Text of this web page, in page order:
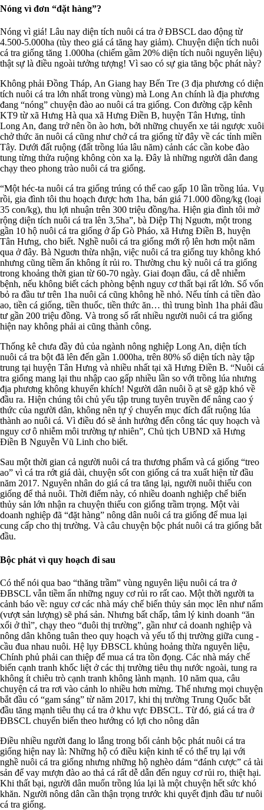
Nóng vì đơn “đặt hàng”?
Nóng vì giá! Lâu nay diện tích nuôi cá tra ở ĐBSCL dao động từ
4.500-5.000ha (tùy theo giá cá tăng hay giảm). Chuyện diện tích nuôi
cá tra giống tăng 1.000ha (chiếm gầm 20% diện tích nuôi nguyên liệu)
thật sự là điều ngoài tưởng tượng! Vì sao có sự gia tăng bộc phát này?
Không phải Đồng Tháp, An Giang hay Bến Tre (3 địa phương có diện
tích nuôi cá tra lớn nhất trong vùng) mà Long An chính là địa phương
đang “nóng” chuyện đào ao nuôi cá tra giống. Con đường cặp kênh
KT9 từ xã Hưng Hà qua xã Hưng Điền B, huyện Tân Hưng, tỉnh
Long An, đang trở nên ồn ào hơn, bởi những chuyến xe tải ngược xuôi
chở thức ăn nuôi cá cũng như chở cá tra giống từ đây về các tỉnh miền
Tây. Dưới đất ruộng (đất trồng lúa lâu năm) cảnh các cần kobe đào
tung từng thửa ruộng không còn xa lạ. Đây là những người dân đang
chạy theo phong trào nuôi cá tra giống.
“Một héc-ta nuôi cá tra giống trúng có thể cao gấp 10 lần trồng lúa. Vụ
rồi, gia đình tôi thu hoạch được hơn 1ha, bán giá 71.000 đồng/kg (loại
35 con/kg), thu lợi nhuận trên 300 triệu đồng/ha. Hiện gia đình tôi mở
rộng diện tích nuôi cá tra lên 3,5ha”, bà Diệp Thị Nguơn, một trong
gần 10 hộ nuôi cá tra giống ở ấp Gò Pháo, xã Hưng Điền B, huyện
Tân Hưng, cho biết. Nghề nuôi cá tra giống mới rộ lên hơn một năm
qua ở đây. Bà Nguơn thừa nhận, việc nuôi cá tra giống tuy không khó
nhưng cũng tiềm ẩn không ít rủi ro. Thường chu kỳ nuôi cá tra giống
trong khoảng thời gian từ 60-70 ngày. Giai đoạn đầu, cá dễ nhiễm
bệnh, nếu không biết cách phòng bệnh nguy cơ thất bại rất lớn. Số vốn
bỏ ra đầu tư trên 1ha nuôi cá cũng không hề nhỏ. Nếu tính cả tiền đào
ao, tiền cá giống, tiền thuốc, tiền thức ăn… thì trung bình 1ha phải đầu
tư gần 200 triệu đồng. Và trong số rất nhiều người nuôi cá tra giống
hiện nay không phải ai cũng thành công.
Thống kê chưa đầy đủ của ngành nông nghiệp Long An, diện tích
nuôi cá tra bột đã lên đến gần 1.000ha, trên 80% số diện tích này tập
trung tại huyện Tân Hưng và nhiều nhất tại xã Hưng Điền B. “Nuôi cá
tra giống mang lại thu nhập cao gấp nhiều lần so với trồng lúa nhưng
địa phương không khuyến khích! Người dân nuôi ồ ạt sẽ gặp khó về
đầu ra. Hiện chúng tôi chủ yếu tập trung tuyên truyền để nâng cao ý
thức của người dân, không nên tự ý chuyển mục đích đất ruộng lúa
thành ao nuôi cá. Vì điều đó sẽ ảnh hưởng đến công tác quy hoạch và
nguy cơ ô nhiễm môi trường tự nhiên”, Chủ tịch UBND xã Hưng
Điền B Nguyễn Vũ Linh cho biết.
Sau một thời gian cả người nuôi cá tra thương phẩm và cá giống “treo
ao” vì cá tra rớt giá dài, chuyện sốt con giống cá tra xuất hiện từ đầu
năm 2017. Nguyên nhân do giá cá tra tăng lại, người nuôi thiếu con
giống để thả nuôi. Thời điểm này, có nhiều doanh nghiệp chế biến
thủy sản lớn nhận ra chuyện thiếu con giống trầm trọng. Một vài
doanh nghiệp đã “đặt hàng” nông dân nuôi cá tra giống để mua lại
cung cấp cho thị trường. Và câu chuyện bộc phát nuôi cá tra giống bắt
đầu.
Bộc phát vì quy hoạch đi sau
Có thể nói qua bao “thăng trầm” vùng nguyên liệu nuôi cá tra ở
ĐBSCL vẫn tiềm ẩn những nguy cơ rủi ro rất cao. Một thời người ta
cảnh báo về: nguy cơ các nhà máy chế biến thủy sản mọc lên như nấm
(vượt sản lượng) sẽ phá sản. Nhưng bất chấp, tâm lý kinh doanh “ăn
xổi ở thì”, chạy theo “đuôi thị trường”, gần như cả doanh nghiệp và
nông dân không tuân theo quy hoạch và yếu tố thị trường giữa cung -
cầu đua nhau nuôi. Hệ lụy ĐBSCL khủng hoảng thừa nguyên liệu,
Chính phủ phải can thiệp để mua cá tra tồn đọng. Các nhà máy chế
biến cạnh tranh khốc liệt ở các thị trường tiêu thụ nước ngoài, tung ra
không ít chiêu trò cạnh tranh không lành mạnh. 10 năm qua, câu
chuyện cá tra rơi vào cảnh lo nhiều hơn mừng. Thế nhưng mọi chuyện
bắt đầu có “gam sáng” từ năm 2017, khi thị trường Trung Quốc bắt
đầu tăng mạnh tiêu thụ cá tra ở khu vực ĐBSCL. Từ đó, giá cá tra ở
ĐBSCL chuyển biến theo hướng có lợi cho nông dân
Điều nhiều người đang lo lắng trong bối cảnh bộc phát nuôi cá tra
giống hiện nay là: Những hộ có điều kiện kinh tế có thể trụ lại với
nghề nuôi cá tra giống nhưng những hộ nghèo dám “đánh cược” cả tài
sản để vay mượn đào ao thả cá rất dễ dẫn đến nguy cơ rủi ro, thiệt hại.
Khi thất bại, người dân muốn trồng lúa lại là một chuyện hết sức khó
khăn. Người nông dân cần thận trọng trước khi quyết định đầu tư nuôi
cá tra giống.